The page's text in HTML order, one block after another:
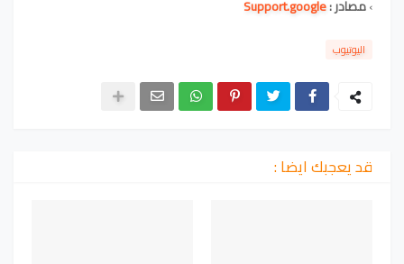
›مصادر :Support.google
اليوتيوب
قد يعجبك ايضا :